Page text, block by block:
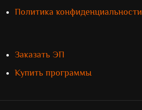
Политика конфиденциальности
Заказать ЭП
Купить программы